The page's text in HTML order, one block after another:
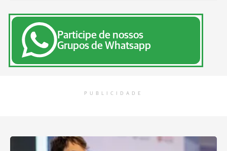
Participe de nossos
Grupos de Whatsapp
PUBLICIDADE